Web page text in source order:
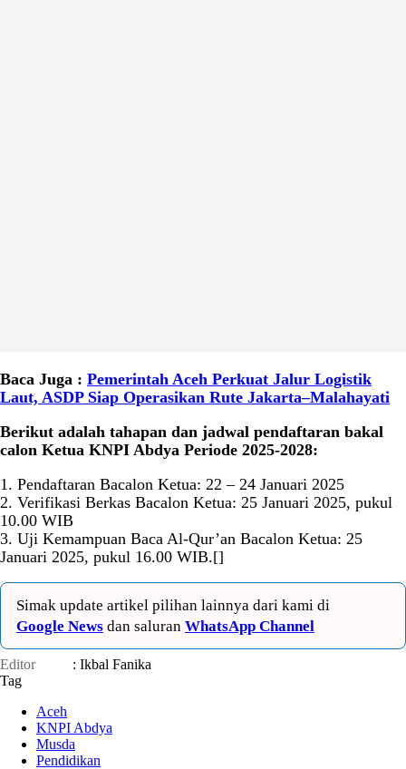
Baca Juga : Pemerintah Aceh Perkuat Jalur Logistik
Laut, ASDP Siap Operasikan Rute Jakarta–Malahayati
Berikut adalah tahapan dan jadwal pendaftaran bakal
calon Ketua KNPI Abdya Periode 2025-2028:
1. Pendaftaran Bacalon Ketua: 22 – 24 Januari 2025
2. Verifikasi Berkas Bacalon Ketua: 25 Januari 2025, pukul
10.00 WIB
3. Uji Kemampuan Baca Al-Qur’an Bacalon Ketua: 25
Januari 2025, pukul 16.00 WIB.[]
Simak update artikel pilihan lainnya dari kami di
Google News dan saluran WhatsApp Channel
Editor
: Ikbal Fanika
Tag
Aceh
KNPI Abdya
Musda
Pendidikan